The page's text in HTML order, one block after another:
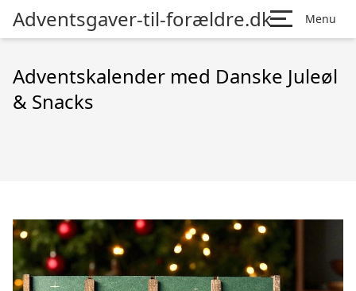
Adventsgaver-til-forældre.dk Menu
Adventskalender med Danske Juleøl
& Snacks